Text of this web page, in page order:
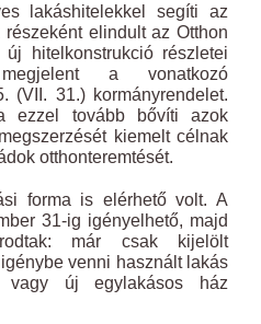
lakáshitelekkel segíti az
elindult az Otthon
hitelkonstrukció részletei
a vonatkozó
(VII. 31.) kormányrendelet.
ezzel tovább bővíti azok
kiemelt célnak
otthonteremtését.
forma is elérhető volt. A
31-ig igényelhető, majd
már csak kijelölt
venni használt lakás
vagy új egylakásos ház